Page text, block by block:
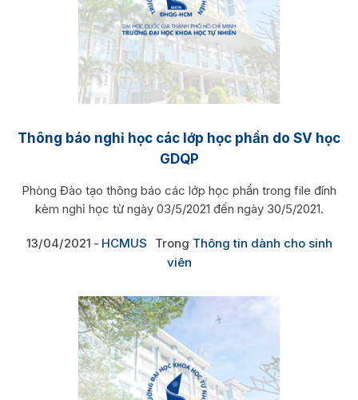
Thông báo nghỉ học các lớp học phần do SV học
GDQP
Phòng Đào tạo thông báo các lớp học phần trong file đính
kèm nghỉ học từ ngày 03/5/2021 đến ngày 30/5/2021.
13/04/2021 HCMUS Trong Thông tin dành cho sinh
viên